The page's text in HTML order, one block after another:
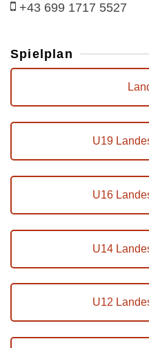
+43 699 1717 5527
Spielplan
U19
U16
U14
U12